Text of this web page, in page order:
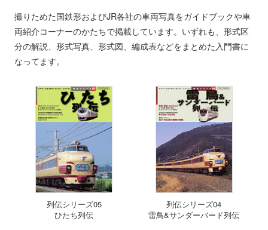
撮りためた国鉄形およびJR各社の車両写真をガイドブックや車
両紹介コーナーのかたちで掲載しています。いずれも、形式区
分の解説、形式写真、形式図、編成表などをまとめた入門書に
なってます。
列伝シリーズ05
ひたち列伝
列伝シリーズ04
雷鳥&サンダーバード列伝